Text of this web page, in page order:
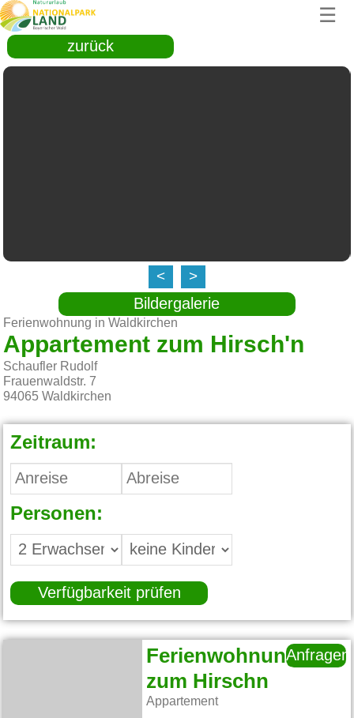
☰
zurück
< >
Bildergalerie
Ferienwohnung in Waldkirchen
Appartement zum Hirsch'n
Schaufler Rudolf
Frauenwaldstr. 7
94065 Waldkirchen
Zeitraum:
Personen:
Verfügbarkeit prüfen
Ferienwohnung
zum Hirschn
Appartement
Anfragen